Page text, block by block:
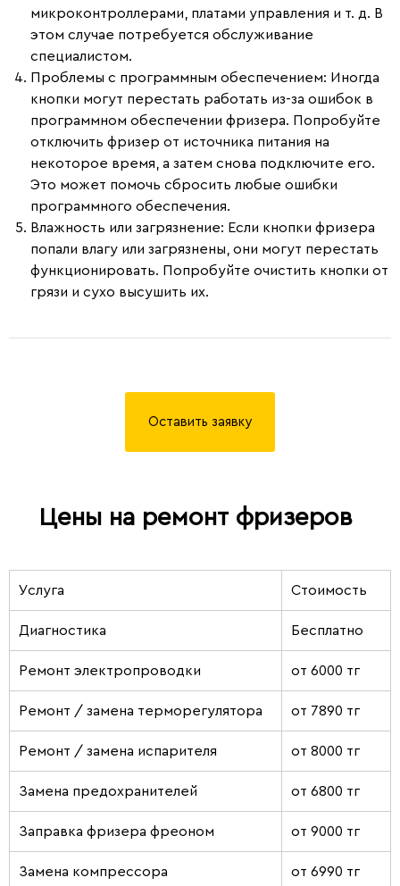
микроконтроллерами, платами управления и т. д. В
этом случае потребуется обслуживание
специалистом.
Проблемы с программным обеспечением: Иногда
кнопки могут перестать работать из-за ошибок в
программном обеспечении фризера. Попробуйте
отключить фризер от источника питания на
некоторое время, а затем снова подключите его.
Это может помочь сбросить любые ошибки
программного обеспечения.
Влажность или загрязнение: Если кнопки фризера
попали влагу или загрязнены, они могут перестать
функционировать. Попробуйте очистить кнопки от
грязи и сухо высушить их.
Оставить заявку
Цены на ремонт фризеров
Услуга Стоимость
Диагностика Бесплатно
Ремонт электропроводки от 6000 тг
Ремонт / замена терморегулятора от 7890 тг
Ремонт / замена испарителя от 8000 тг
Замена предохранителей от 6800 тг
Заправка фризера фреоном от 9000 тг
Замена компрессора от 6990 тг